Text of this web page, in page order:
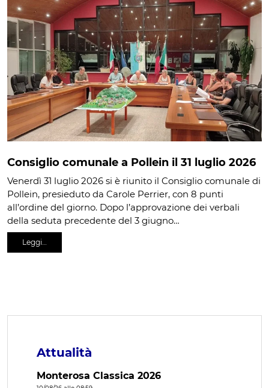
Consiglio comunale a Pollein il 31 luglio 2026
Venerdì 31 luglio 2026 si è riunito il Consiglio comunale di
Pollein, presieduto da Carole Perrier, con 8 punti
all’ordine del giorno. Dopo l’approvazione dei verbali
della seduta precedente del 3 giugno…
Leggi…
Attualità
Monterosa Classica 2026